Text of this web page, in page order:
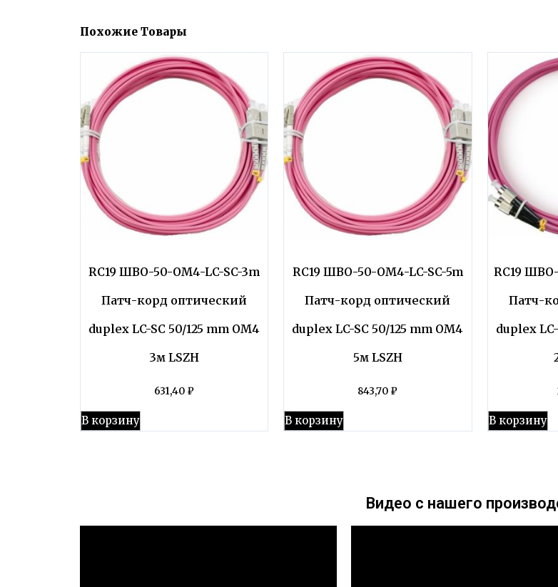
Похожие Товары
RC19 ШВО-50-OM4-LC-SC-3m
Патч-корд оптический
duplex LC-SC 50/125 mm OM4
3м LSZH
631,40 ₽
В корзину
RC19 ШВО-50-OM4-LC-SC-5m
Патч-корд оптический
duplex LC-SC 50/125 mm OM4
5м LSZH
843,70 ₽
В корзину
RC19 ШВО-
Патч-
duplex
В корзину
Видео с нашего